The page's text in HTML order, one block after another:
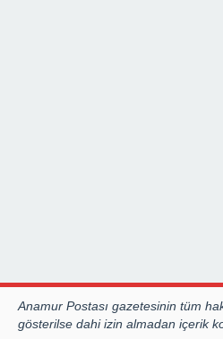
Anamur Postası gazetesinin tüm
gösterilse dahi izin almadan içerik